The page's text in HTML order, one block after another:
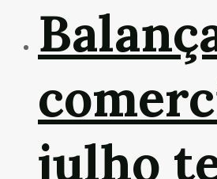
julho